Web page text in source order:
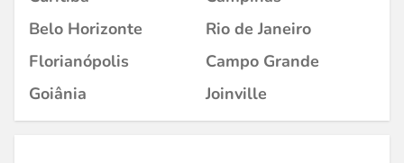
Belo Horizonte
Rio de Janeiro
Florianópolis
Campo Grande
Goiânia
Joinville